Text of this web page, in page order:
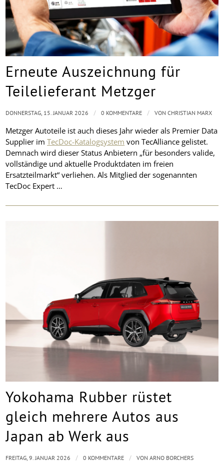
Erneute Auszeichnung für
Teilelieferant Metzger
Metzger Autoteile ist auch dieses Jahr wieder als Premier Data
Supplier imTecDoc-Katalogsystem von TecAlliance gelistet.
Demnach wird dieser Status Anbietern „für besonders valide,
vollständige und aktuelle Produktdaten im freien
Ersatzteilmarkt“ verliehen. Als Mitglied der sogenannten
TecDoc Expert …
DONNERSTAG, 15. JANUAR 2026 / 0 KOMMENTARE / VONCHRISTIAN MARX
Yokohama Rubber rüstet
gleich mehrere Autos aus
Japan ab Werk aus
FREITAG, 9. JANUAR 2026 / 0 KOMMENTARE / VONARNO BORCHERS